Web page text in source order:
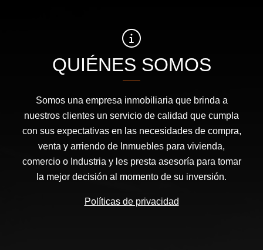
QUIÉNES SOMOS
Somos una empresa inmobiliaria que brinda a
nuestros clientes un servicio de calidad que cumpla
con sus expectativas en las necesidades de compra,
venta y arriendo de Inmuebles para vivienda,
comercio o Industria y les presta asesoría para tomar
la mejor decisión al momento de su inversión.
Políticas de privacidad